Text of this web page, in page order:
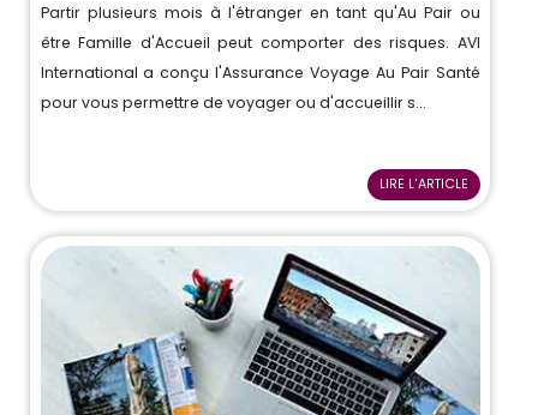
Partir plusieurs mois à l'étranger en tant qu'Au Pair ou
être Famille d'Accueil peut comporter des risques. AVI
International a conçu l'Assurance Voyage Au Pair Santé
pour vous permettre de voyager ou d'accueillir s...
LIRE L'ARTICLE